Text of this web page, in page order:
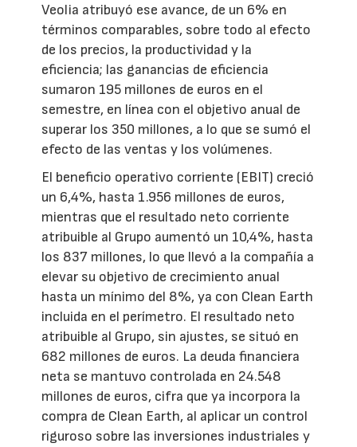
Veolia atribuyó ese avance, de un 6% en
términos comparables, sobre todo al efecto
de los precios, la productividad y la
eficiencia; las ganancias de eficiencia
sumaron 195 millones de euros en el
semestre, en línea con el objetivo anual de
superar los 350 millones, a lo que se sumó el
efecto de las ventas y los volúmenes.
El beneficio operativo corriente (EBIT) creció
un 6,4%, hasta 1.956 millones de euros,
mientras que el resultado neto corriente
atribuible al Grupo aumentó un 10,4%, hasta
los 837 millones, lo que llevó a la compañía a
elevar su objetivo de crecimiento anual
hasta un mínimo del 8%, ya con Clean Earth
incluida en el perímetro. El resultado neto
atribuible al Grupo, sin ajustes, se situó en
682 millones de euros. La deuda financiera
neta se mantuvo controlada en 24.548
millones de euros, cifra que ya incorpora la
compra de Clean Earth, al aplicar un control
riguroso sobre las inversiones industriales y